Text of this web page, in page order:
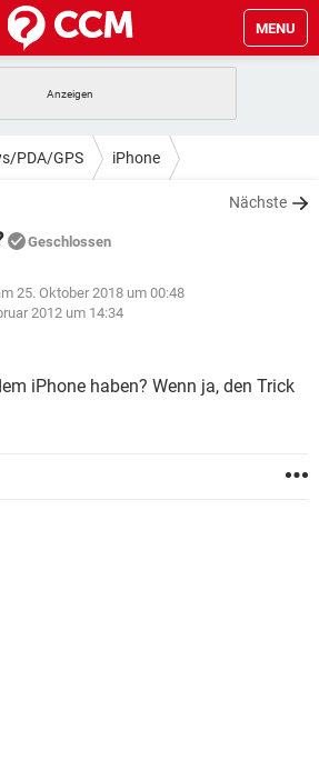
MENU
IOS
TIKTOK
STREAMING
TIKTOK
STREAMING
INSTAGRAM
HARDWARE
STREAMING
IOS
PDA/GPS iPhone
Nächste
Geschlossen
25. Oktober 2018 um 00:48
2012 um 14:34
iPhone haben? Wenn ja, den Trick